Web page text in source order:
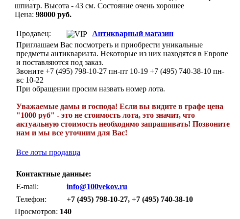
шпиатр. Высота - 43 см. Состояние очень хорошее
Цена: 98000 руб.
Продавец:
Антикварный магазин
Приглашаем Вас посмотреть и приобрести уникальные
предметы антиквариата. Некоторые из них находятся в Европе
и поставляются под заказ.
Звоните +7 (495) 798-10-27 пн-пт 10-19 +7 (495) 740-38-10 пн-
вс 10-22
При обращении просим назвать номер лота.
Уважаемые дамы и господа! Если вы видите в графе цена
"1000 руб" - это не стоимость лота, это значит, что
актуальную стоимость необходимо запрашивать! Позвоните
нам и мы все уточним для Вас!
Все лоты продавца
Контактные данные:
E-mail:
info@100vekov.ru
Телефон:
+7 (495) 798-10-27, +7 (495) 740-38-10
Просмотров: 140